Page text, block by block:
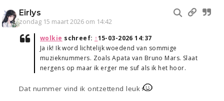
Eirlys
zondag 15 maart 2026 om 14:42
wolkie schreef: ↑15-03-2026 14:37
Ja ik! Ik word lichtelijk woedend van sommige
muzieknummers. Zoals Apata van Bruno Mars. Slaat
nergens op maar ik erger me suf als ik het hoor.
Dat nummer vind ik ontzettend leuk